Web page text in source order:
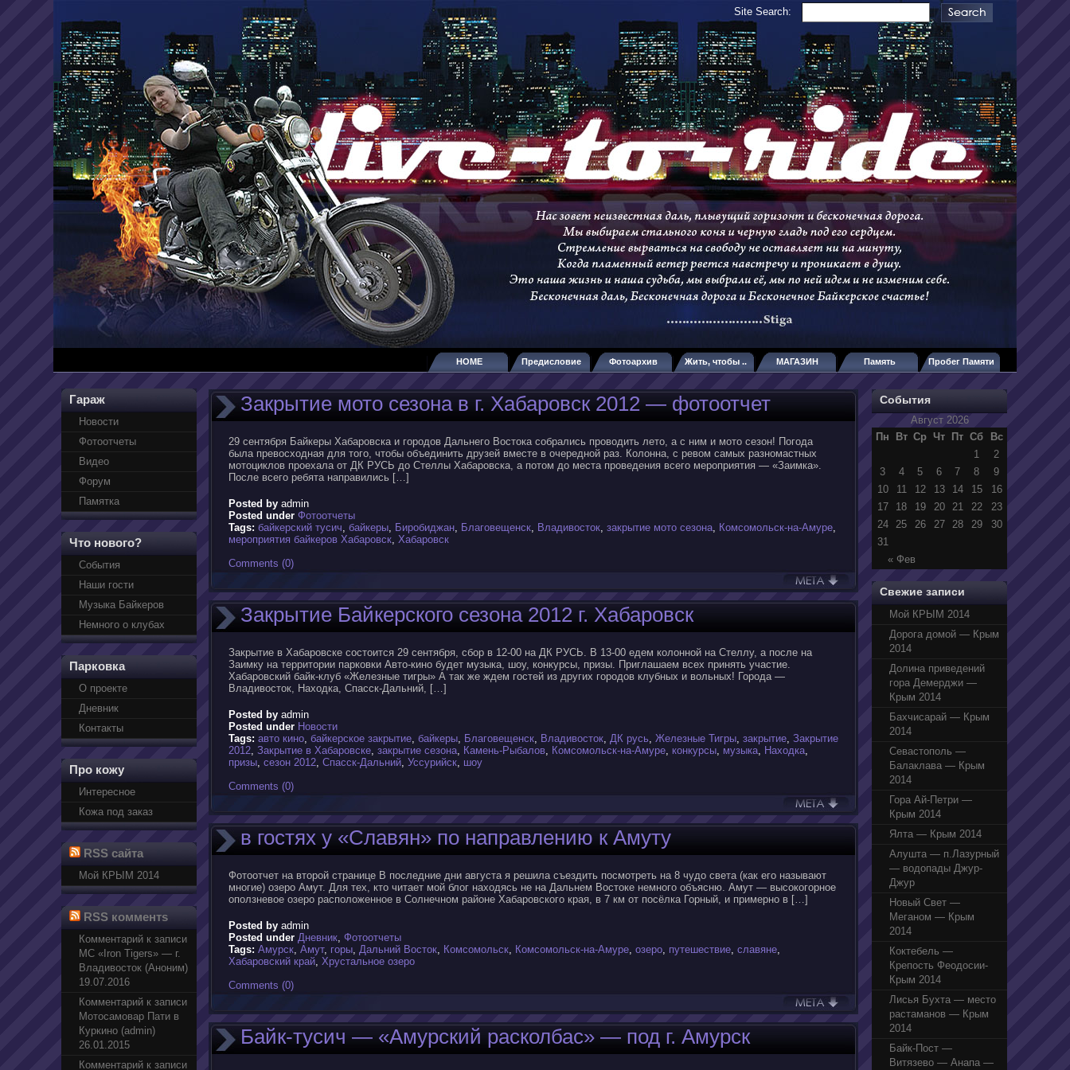
Site Search:
HOME Предисловие Фотоархив Жить, чтобы .. МАГАЗИН Память Пробег Памяти
Гараж
Новости
Фотоотчеты
Видео
Форум
Памятка
Что нового?
События
Наши гости
Музыка Байкеров
Немного о клубах
Парковка
О проекте
Дневник
Контакты
Про кожу
Интересное
Кожа под заказ
RSS сайта
Мой КРЫМ 2014
RSS комментs
Комментарий к записи
МС «Iron Tigers» — г.
Владивосток (Аноним)
19.07.2016
Комментарий к записи
Мотосамовар Пати в
Куркино (admin)
26.01.2015
Комментарий к записи
Закрытие мото сезона в г. Хабаровск 2012 — фотоотчет
29 сентября Байкеры Хабаровска и городов Дальнего Востока собрались проводить лето, а с ним и мото сезон! Погода
была превосходная для того, чтобы объединить друзей вместе в очередной раз. Колонна, с ревом самых разномастных
мотоциклов проехала от ДК РУСЬ до Стеллы Хабаровска, а потом до места проведения всего мероприятия — «Заимка».
После всего ребята направились […]
Posted by admin
Posted under Фотоотчеты
Tags: байкерский тусич, байкеры, Биробиджан, Благовещенск, Владивосток, закрытие мото сезона, Комсомольск-на-Амуре,
мероприятия байкеров Хабаровск, Хабаровск
Comments (0)
Закрытие Байкерского сезона 2012 г. Хабаровск
Закрытие в Хабаровске состоится 29 сентября, сбор в 12-00 на ДК РУСЬ. В 13-00 едем колонной на Стеллу, а после на
Заимку на территории парковки Авто-кино будет музыка, шоу, конкурсы, призы. Приглашаем всех принять участие.
Хабаровский байк-клуб «Железные тигры» А так же ждем гостей из других городов клубных и вольных! Города —
Владивосток, Находка, Спасск-Дальний, […]
Posted by admin
Posted under Новости
Tags: авто кино, байкерское закрытие, байкеры, Благовещенск, Владивосток, ДК русь, Железные Тигры, закрытие, Закрытие
2012, Закрытие в Хабаровске, закрытие сезона, Камень-Рыбалов, Комсомольск-на-Амуре, конкурсы, музыка, Находка,
призы, сезон 2012, Спасск-Дальний, Уссурийск, шоу
Comments (0)
в гостях у «Славян» по направлению к Амуту
Фотоотчет на второй странице В последние дни августа я решила съездить посмотреть на 8 чудо света (как его называют
многие) озеро Амут. Для тех, кто читает мой блог находясь не на Дальнем Востоке немного объясню. Амут — высокогорное
оползневое озеро расположенное в Солнечном районе Хабаровского края, в 7 км от посёлка Горный, и примерно в […]
Posted by admin
Posted under Дневник, Фотоотчеты
Tags: Амурск, Амут, горы, Дальний Восток, Комсомольск, Комсомольск-на-Амуре, озеро, путешествие, славяне,
Хабаровский край, Хрустальное озеро
Comments (0)
Байк-тусич — «Амурский расколбас» — под г. Амурск
События
Август 2026
Пн
Вт Ср Чт Пт Сб Вс
« Фев
1
2
3
4 5 6 7 8
9
10
11 12 13 14 15
16
17
18 19 20 21 22
23
24
25 26 27 28 29
30
31
Свежие записи
Мой КРЫМ 2014
Дорога домой — Крым
2014
Долина приведений
гора Демерджи —
Крым 2014
Бахчисарай — Крым
2014
Севастополь —
Балаклава — Крым
2014
Гора Ай-Петри —
Крым 2014
Ялта — Крым 2014
Алушта — п.Лазурный
— водопады Джур-
Джур
Новый Свет —
Меганом — Крым
2014
Коктебель —
Крепость Феодосии-
Крым 2014
Лисья Бухта — место
растаманов — Крым
2014
Байк-Пост —
Витязево — Анапа —